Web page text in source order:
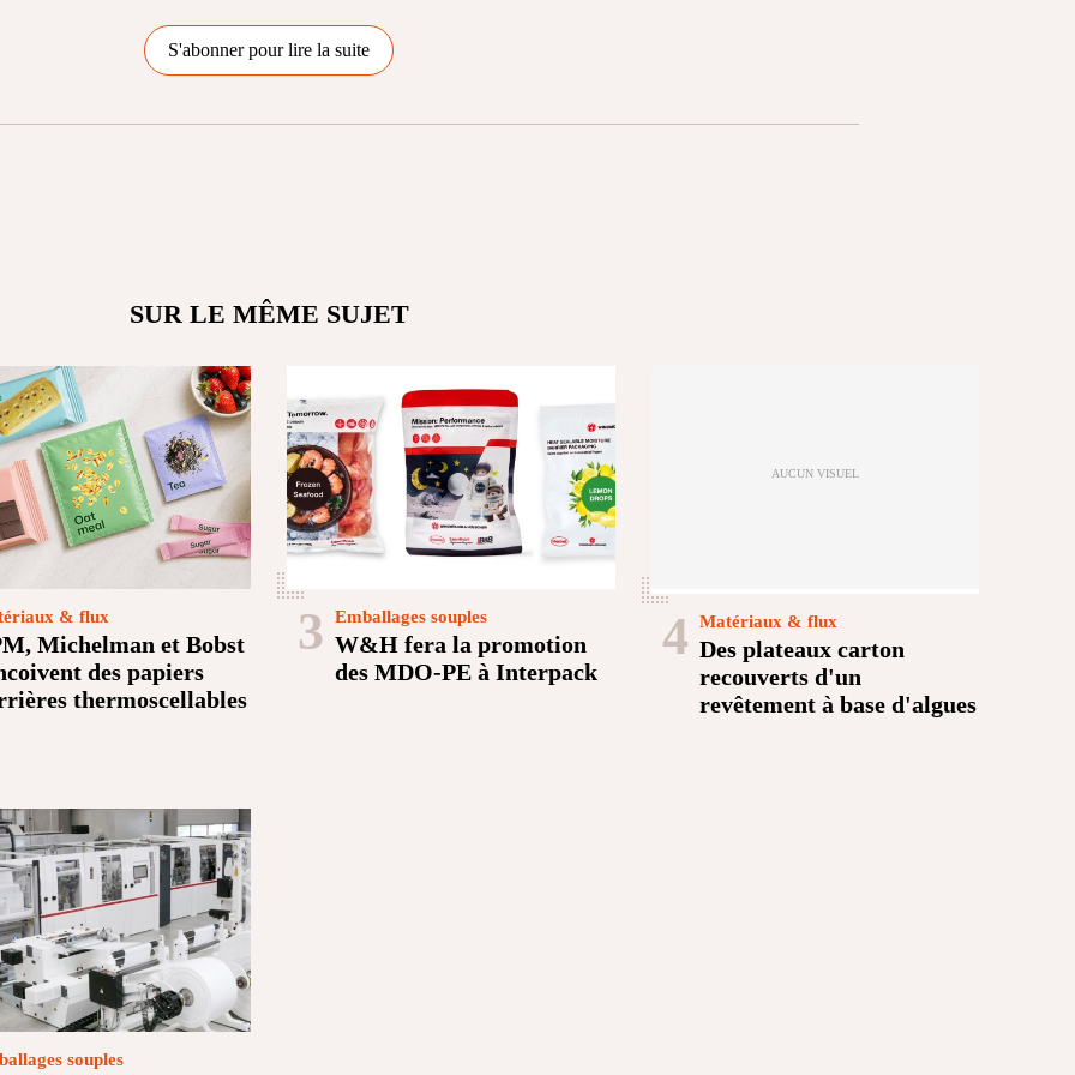
S'abonner pour lire la suite
SUR LE MÊME SUJET
Michelman et Bobst
des papiers
thermoscellables
& flux 3 W&H fera la promotion
des MDO-PE à Interpack
Emballages souples
AUCUN VISUEL
4 Des plateaux carton
recouverts d'un
revêtement à base d'algues
Matériaux & flux
souples